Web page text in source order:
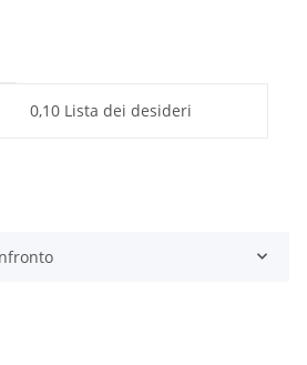
0,10 Lista dei desideri